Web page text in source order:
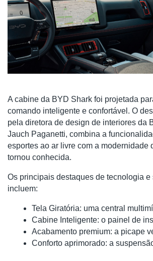
A cabine da BYD Shark foi projetada
comando inteligente e confortável. O
pela diretora de design de interiores da
Jauch Paganetti, combina a
esportes ao ar livre com a modernidade
tornou conhecida.
Os principais destaques de tecnologia e
incluem:
Tela Giratória: uma central
Cabine Inteligente: o painel de
Acabamento premium: a picape
Conforto aprimorado: a